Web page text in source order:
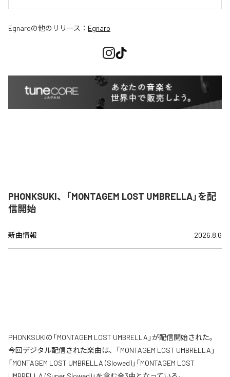
Egnaroの他のリリース： Egnaro
PHONKSUKI、「MONTAGEM LOST UMBRELLA」を配
信開始
新曲情報 2026.8.6
PHONKSUKIの「MONTAGEM LOST UMBRELLA」が配信開始された。
今回デジタル配信された楽曲は、「MONTAGEM LOST UMBRELLA」
「MONTAGEM LOST UMBRELLA (Slowed)」「MONTAGEM LOST